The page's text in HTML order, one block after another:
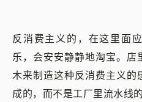
反消费主义的，在这里面
乐，会安安静静地淘宝。店
木来制造这种反消费主义
成的，而不是工厂里流水线的